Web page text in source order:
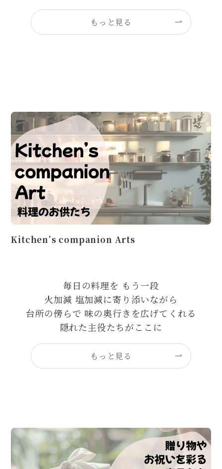
もっと見る
Kitchen’s companion Arts
毎日の料理を もう一段
火加減 塩加減に寄り添いながら
台所の傍らで 味の奥行きを広げてくれる
隠れた主役たちがここに
もっと見る